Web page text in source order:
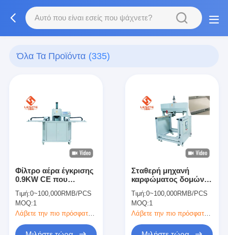
Όλα Τα Προϊόντα (335)
Φίλτρο αέρα έγκρισης
0.9KW CE που
μηχανή, μηχανή
καρφιών αλουμινίου
Τιμή:0~100,000RMB/PCS
MOQ:1
Λάβετε την πιο πρόσφατη τιμή
Σταθερή μηχανή
καρφώματος δομών
σύστημα ελέγχου
Omron
Τιμή:0~100,000RMB/PCS
MOQ:1